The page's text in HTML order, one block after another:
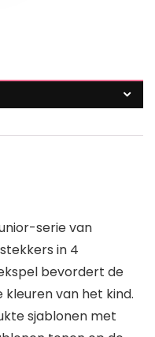
serie van
in 4
bevordert de
van het kind.
sjablonen met